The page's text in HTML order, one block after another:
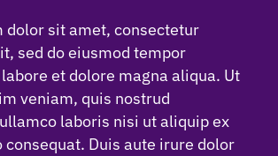
dolor sit amet, consectetur
sed do eiusmod tempor
et dolore magna aliqua. Ut
veniam, quis nostrud
laboris nisi ut aliquip ex
consequat. Duis aute irure dolor